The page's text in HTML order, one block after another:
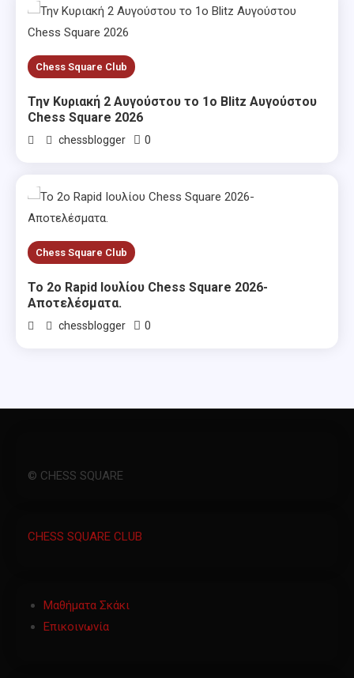
Chess Square Club
Την Κυριακή 2 Αυγούστου το 1ο Blitz Αυγούστου
Chess Square 2026
chessblogger 0
Chess Square Club
Το 2ο Rapid Ιουλίου Chess Square 2026-
Αποτελέσματα.
chessblogger 0
© CHESS SQUARE
CHESS SQUARE CLUB
Μαθήματα Σκάκι
Επικοινωνία